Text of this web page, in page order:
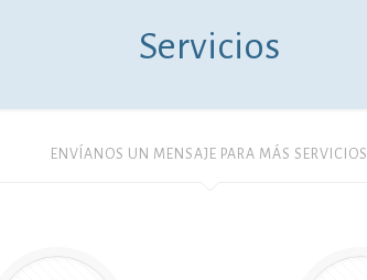
Servicios
ENVÍANOS UN MENSAJE PARA MÁS SERVICIOS